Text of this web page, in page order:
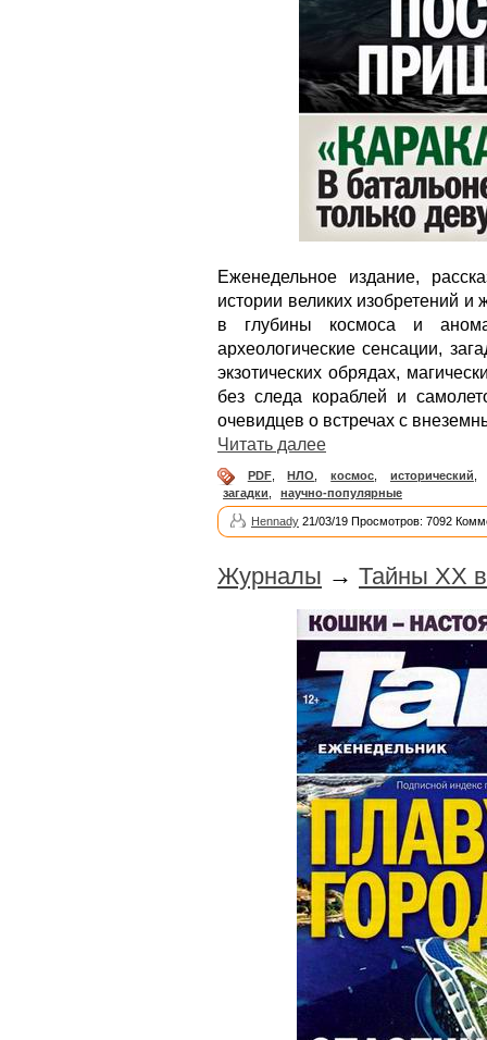
Еженедельное издание,
истории великих изобретений
в глубины космоса и
археологические сенсации,
экзотических обрядах,
без следа кораблей и
очевидцев о встречах с
Читать далее
PDF, НЛО космос исторический
загадки
научно-популярные
Hennady 21/03/19 Просмотров: 7092
Журналы → Тайны XX